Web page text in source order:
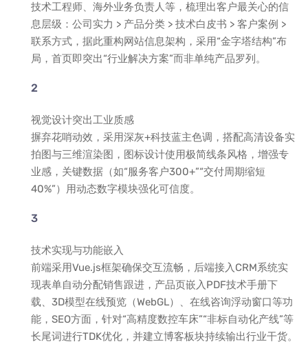
技术工程师、海外业务负责人等，梳理出客户最关心的信
息层级：公司实力 > 产品分类 > 技术白皮书 > 客户案例 >
联系方式，据此重构网站信息架构，采用“金字塔结构”布
局，首页即突出“行业解决方案”而非单纯产品罗列。
视觉设计突出工业质感
摒弃花哨动效，采用深灰+科技蓝主色调，搭配高清设备实
拍图与三维渲染图，图标设计使用极简线条风格，增强专
业感，关键数据（如“服务客户300+”“交付周期缩短
40%”）用动态数字模块强化可信度。
技术实现与功能嵌入
前端采用Vue.js框架确保交互流畅，后端接入CRM系统实
现表单自动分配销售跟进，产品页嵌入PDF技术手册下
载、3D模型在线预览（WebGL）、在线咨询浮动窗口等功
能，SEO方面，针对“高精度数控车床”“非标自动化产线”等
长尾词进行TDK优化，并建立博客板块持续输出行业干货。